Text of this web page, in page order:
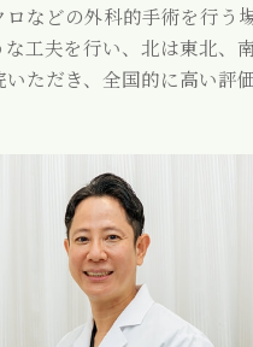
ロなどの外科的手術を行う
工夫を行い、北は東北、
いただき、全国的に高い評